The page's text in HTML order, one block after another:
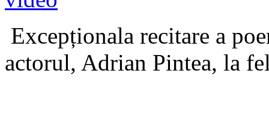
Excepționala recitare a
actorul, Adrian Pintea, la